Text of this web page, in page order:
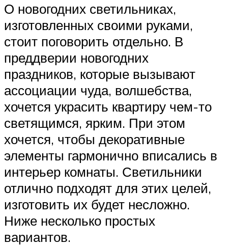
О новогодних светильниках,
изготовленных своими руками,
стоит поговорить отдельно. В
преддверии новогодних
праздников, которые вызывают
ассоциации чуда, волшебства,
хочется украсить квартиру чем-то
светящимся, ярким. При этом
хочется, чтобы декоративные
элементы гармонично вписались в
интерьер комнаты. Светильники
отлично подходят для этих целей,
изготовить их будет несложно.
Ниже несколько простых
вариантов.